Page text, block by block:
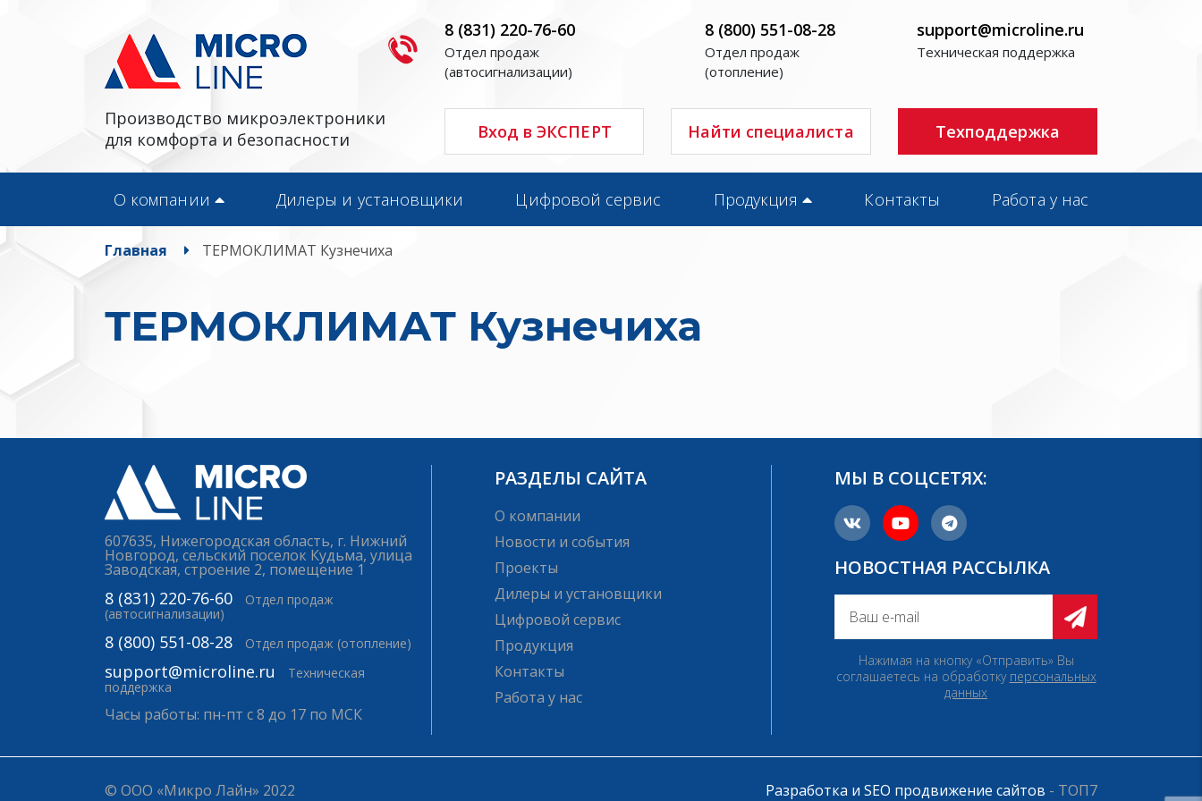
Производство микроэлектроники
для комфорта и безопасности
8 (831) 220-76-60
Отдел продаж
(автосигнализации)
8 (800) 551-08-28
Отдел продаж
(отопление)
support@microline.ru
Техническая поддержка
Вход в ЭКСПЕРТ Найти специалиста Техподдержка
О компании Дилеры и установщики Цифровой сервис Продукция Контакты Работа у нас
Главная ТЕРМОКЛИМАТ Кузнечиха
ТЕРМОКЛИМАТ Кузнечиха
607635, Нижегородская область, г. Нижний
Новгород, сельский поселок Кудьма, улица
Заводская, строение 2, помещение 1
8 (831) 220-76-60
Отдел продаж
(автосигнализации)
8 (800) 551-08-28 Отдел продаж (отопление)
support@microline.ru
Техническая
поддержка
Часы работы: пн-пт с 8 до 17 по МСК
РАЗДЕЛЫ САЙТА
О компании
Новости и события
Проекты
Дилеры и установщики
Цифровой сервис
Продукция
Контакты
Работа у нас
МЫ В СОЦСЕТЯХ:
НОВОСТНАЯ РАССЫЛКА
Нажимая на кнопку «Отправить» Вы
соглашаетесь на обработку персональных
данных
© ООО «Микро Лайн» 2022 Разработка и SEO продвижение сайтов - ТОП7